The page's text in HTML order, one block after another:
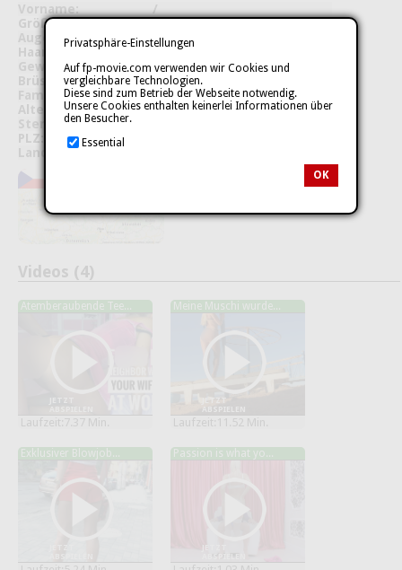
Privatsphäre-Einstellungen
Auf fp-movie.com verwenden wir Cookies und
vergleichbare Technologien.
Diese sind zum Betrieb der Webseite notwendig.
Unsere Cookies enthalten keinerlei Informationen über
den Besucher.
Essential
OK
Vorname:
/
Größe:
120 cm
Augenfarbe:
blau
Haarfarbe:
Blond
Gewicht:
30 kg
Brüste:
/
Familienstand:
ledig
Alter:
36
Sternzeichen:
PLZ:
Videos (4)
Atemberaubende Tee... Meine Muschi wurde...
Exklusiver Blowjob... Passion is what yo...
JETZT
ABSPIELEN